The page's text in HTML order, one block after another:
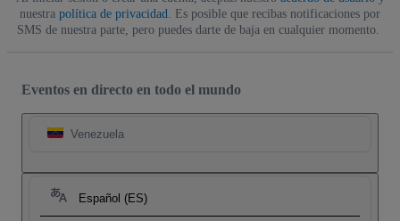
nuestra política de privacidad . Es posible que recibas notificaciones por
SMS de nuestra parte, pero puedes darte de baja en cualquier momento.
Eventos en directo en todo el mundo
Venezuela
Español (ES)